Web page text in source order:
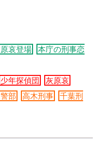
哀登場
本庁の刑事恋
少年探偵団
灰原哀
部 高木刑事
千葉刑